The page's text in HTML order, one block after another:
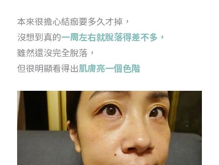
本來很擔心結痂要多久才掉，
沒想到真的一周左右就脫落得差不多，
雖然還沒完全脫落，
但很明顯看得出肌膚亮一個色階